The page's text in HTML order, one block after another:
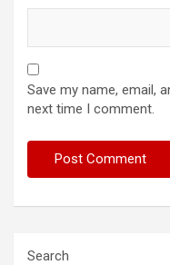
Save my name, email,
next time I comment.
Search